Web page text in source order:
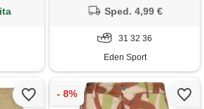
Sped. 4,99 €
31 32 36
Eden Sport